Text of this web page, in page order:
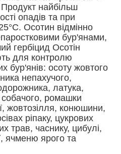
найбільш
опадів та при
Осотин відмінно
бур'янами,
гербіцид Осотін
для контролю
бур'янів: осоту жовтого
непахучого,
латука,
ромашки
жовтозілля, конюшини,
ріпаку, цукрових
трав, часнику, цибулі,
ячменю ярого та